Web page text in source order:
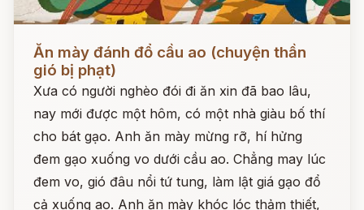
Đọc ngay
Ăn mày đánh đổ cầu ao (chuyện thần
gió bị phạt)
Xưa có người nghèo đói đi ăn xin đã bao lâu,
nay mới được một hôm, có một nhà giàu bố thí
cho bát gạo. Anh ăn mày mừng rỡ, hí hửng
đem gạo xuống vo dưới cầu ao. Chẳng may lúc
đem vo, gió đâu nổi tứ tung, làm lật giá gạo đổ
cả xuống ao. Anh ăn mày khóc lóc thảm thiết,